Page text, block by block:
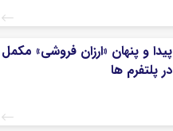
پیدا و پنهان «ارزان فروشی» مکمل
در پلتفرم ها